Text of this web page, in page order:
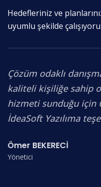
Hedefleriniz ve
uyumlu şekilde
Çözüm odaklı
kaliteli kişiliğe sahip
hizmeti sunduğu için
İdeaSoft Yazılıma
Ömer BEKERECİ
Yönetici